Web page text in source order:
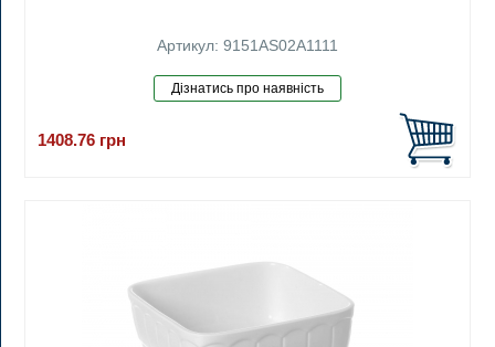
Артикул: 9151AS02A1111
1408.76 грн